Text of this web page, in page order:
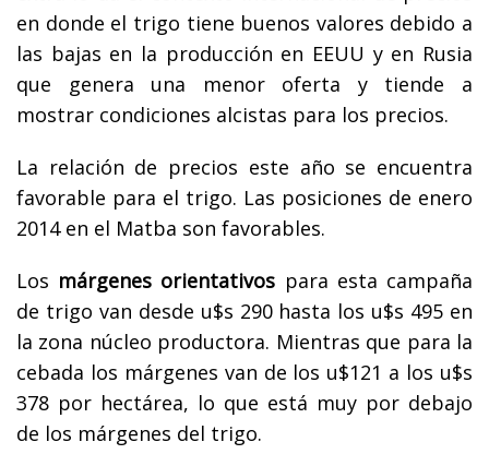
en donde el trigo tiene buenos valores debido a
las bajas en la producción en EEUU y en Rusia
que genera una menor oferta y tiende a
mostrar condiciones alcistas para los precios.
La relación de precios este año se encuentra
favorable para el trigo. Las posiciones de enero
2014 en el Matba son favorables.
Los márgenes orientativos para esta campaña
de trigo van desde u$s 290 hasta los u$s 495 en
la zona núcleo productora. Mientras que para la
cebada los márgenes van de los u$121 a los u$s
378 por hectárea, lo que está muy por debajo
de los márgenes del trigo.